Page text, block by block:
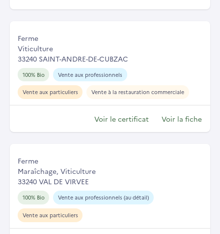
Ferme
Viticulture
33240 SAINT-ANDRE-DE-CUBZAC
100% Bio Vente aux professionnels
Vente aux particuliers Vente à la restauration commerciale
Voir le certificat Voir la fiche
Ferme
Maraîchage, Viticulture
33240 VAL DE VIRVEE
100% Bio Vente aux professionnels (au détail)
Vente aux particuliers